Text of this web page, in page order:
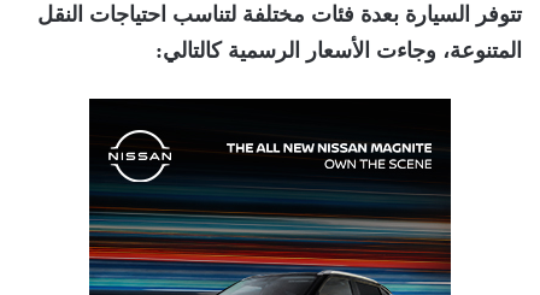
تتوفر السيارة بعدة فئات مختلفة لتناسب احتياجات النقل
المتنوعة، وجاءت الأسعار الرسمية كالتالي: